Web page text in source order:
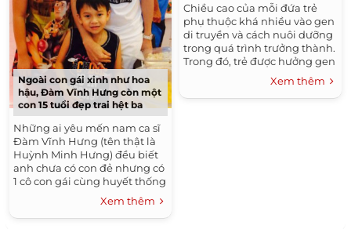
Ngoài con gái xinh như hoa
hậu, Đàm Vĩnh Hưng còn một
con 15 tuổi đẹp trai hệt ba
Những ai yêu mến nam ca sĩ
Đàm Vĩnh Hưng (tên thật là
Huỳnh Minh Hưng) đều biết
anh chưa có con đẻ nhưng có
1 cô con gái cùng huyết thống
vô cùng xinh xắn, giỏi giang
là Huỳnh Như, hiện đã
chuẩn...
Xem thêm
Chiều cao của mỗi đứa trẻ
phụ thuộc khá nhiều vào gen
di truyền và cách nuôi dưỡng
trong quá trình trưởng thành.
Trong đó, trẻ được hưởng gen
cao từ bố mẹ là một lợi thế.
Xem thêm